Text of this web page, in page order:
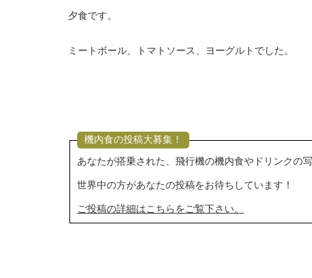
夕食です。
ミートボール、トマトソース、ヨーグルトでした。
機内食の投稿大募集！
あなたが搭乗された、飛行機の機内食やドリンクの
世界中の方があなたの投稿をお待ちしています！
ご投稿の詳細はこちらをご覧下さい。